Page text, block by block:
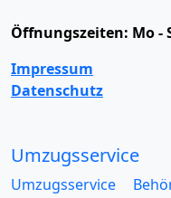
Öffnungszeiten: Mo -
Impressum
Datenschutz
Umzugsservice
Umzugsservice